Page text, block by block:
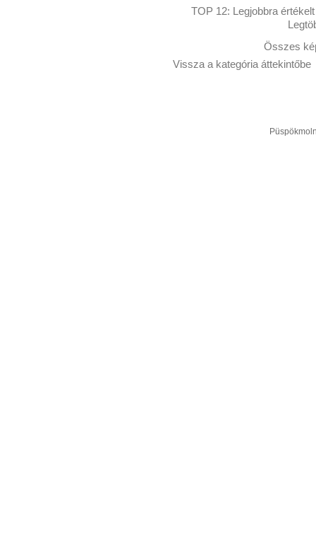
TOP 12: Legjobbra értékelt
Összes
Vissza a kategória áttekintőbe